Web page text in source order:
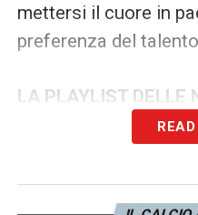
mettersi il cuore in
preferenza del
LA PLAYLIST DELLE